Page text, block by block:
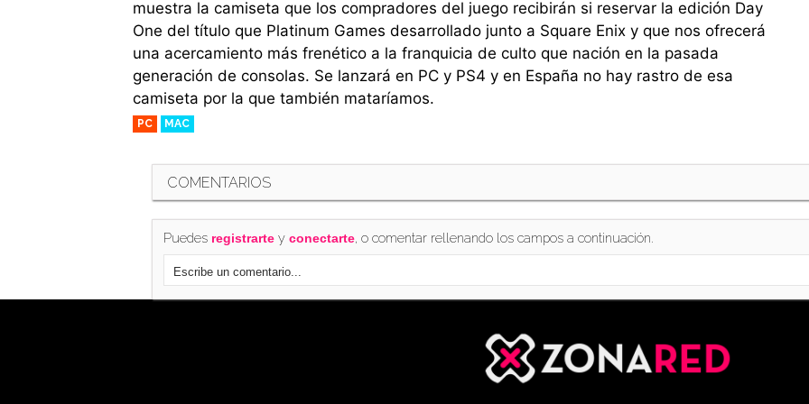
muestra la camiseta que los compradores del juego recibirán si reservar la edición Day
One del título que Platinum Games desarrollado junto a Square Enix y que nos ofrecerá
una acercamiento más frenético a la franquicia de culto que nación en la pasada
generación de consolas. Se lanzará en PC y PS4 y en España no hay rastro de esa
camiseta por la que también mataríamos.
PC MAC
COMENTARIOS
Puedes registrartey conectarte, o comentar rellenando los campos a continuación.